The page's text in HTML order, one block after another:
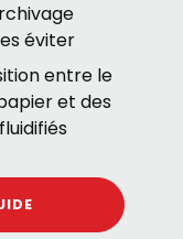
éviter
entre le
et des